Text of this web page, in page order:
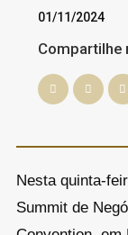
01/11/2024
Compartilhe
Nesta quinta-
Summit de